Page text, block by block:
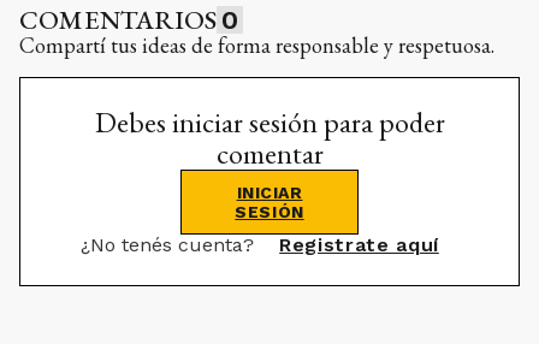
COMENTARIOS 0
Compartí tus ideas de forma responsable y respetuosa.
Debes iniciar sesión para poder
comentar
INICIAR
SESIÓN
¿No tenés cuenta? Registrate aquí